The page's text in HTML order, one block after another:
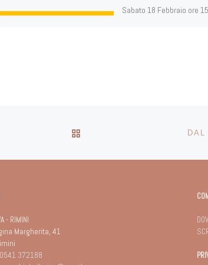
Sabato 18 Febbraio ore
RITORNA ALLA LISTA
- RIMINI
Margherita, 41
372188